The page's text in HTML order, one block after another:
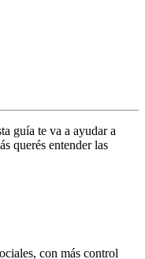
guía te va a ayudar a
querés entender las
con más control